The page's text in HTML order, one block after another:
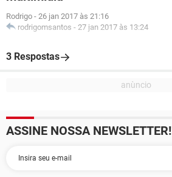
Rodrigo - 26 jan 2017 às 21:16
rodrigomsantos - 27 jan 2017 às 13:24
3 Respostas
ASSINE NOSSA NEWSLETTER!